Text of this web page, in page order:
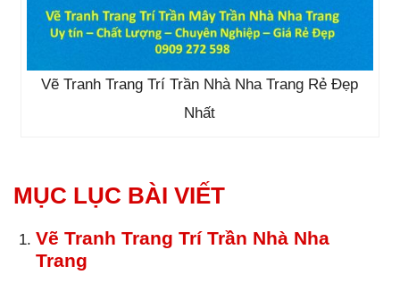
Vẽ Tranh Trang Trí Trần Nhà Nha Trang Rẻ Đẹp
Nhất
MỤC LỤC BÀI VIẾT
Vẽ Tranh Trang Trí Trần Nhà Nha
Trang